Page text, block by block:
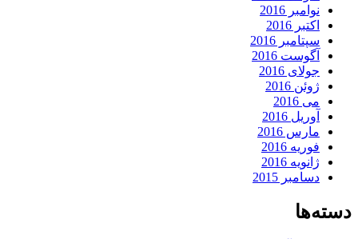
نوامبر 2016
اکتبر 2016
سپتامبر 2016
آگوست 2016
جولای 2016
ژوئن 2016
می 2016
آوریل 2016
مارس 2016
فوریه 2016
ژانویه 2016
دسامبر 2015
دسته‌ها